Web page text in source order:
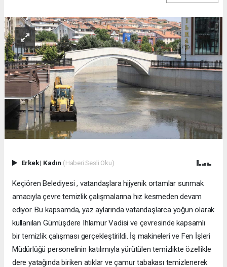
Erkek| Kadın (Haberi Sesli Oku)
Keçiören Belediyesi , vatandaşlara hijyenik ortamlar sunmak
amacıyla çevre temizlik çalışmalarına hız kesmeden devam
ediyor. Bu kapsamda, yaz aylarında vatandaşlarca yoğun olarak
kullanılan Gümüşdere Ihlamur Vadisi ve çevresinde kapsamlı
bir temizlik çalışması gerçekleştirildi. İş makineleri ve Fen İşleri
Müdürlüğü personelinin katılımıyla yürütülen temizlikte özellikle
dere yatağında biriken atıklar ve çamur tabakası temizlenerek